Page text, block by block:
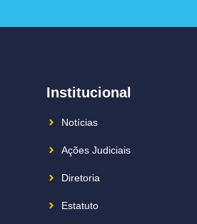
Institucional
Notícias
Ações Judiciais
Diretoria
Estatuto